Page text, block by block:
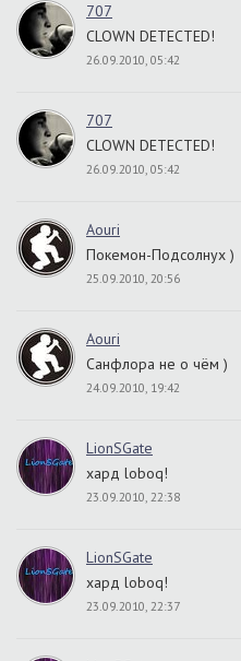
707
CLOWN DETECTED!
26.09.2010, 05:42
707
CLOWN DETECTED!
26.09.2010, 05:42
Aouri
Покемон-Подсолнух )
25.09.2010, 20:56
Aouri
Санфлора не о чём )
24.09.2010, 19:42
LionSGate
хард loboq!
23.09.2010, 22:38
LionSGate
хард loboq!
23.09.2010, 22:37